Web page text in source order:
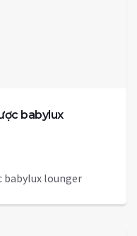
babylux
babylux lounger